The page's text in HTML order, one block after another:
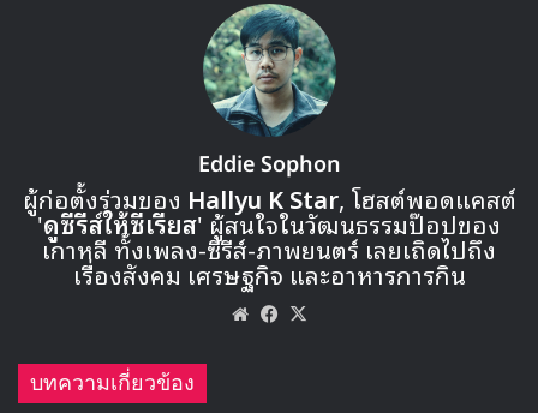
Eddie Sophon
ผู้ก่อตั้งร่วมของ Hallyu K Star, โฮสต์พอดแคสต์
'ดูซีรีส์ให้ซีเรียส' ผู้สนใจในวัฒนธรรมป๊อปของ
เกาหลี ทั้งเพลง-ซีรีส์-ภาพยนตร์ เลยเถิดไปถึง
เรื่องสังคม เศรษฐกิจ และอาหารการกิน
WebsiteFacebook
บทความเกี่ยวข้อง